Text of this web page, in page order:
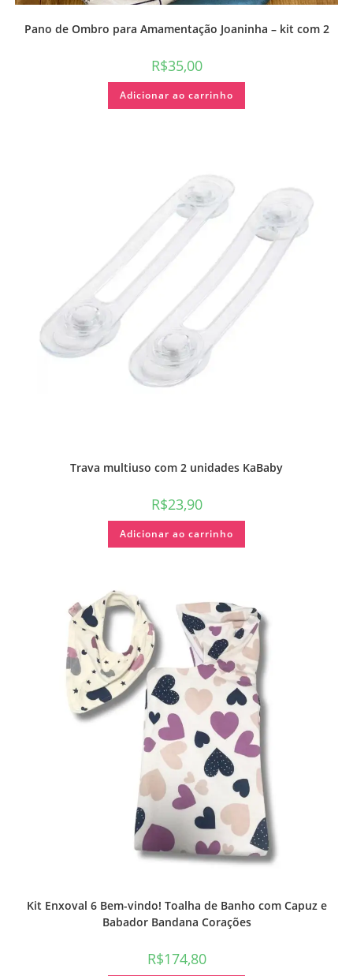
Pano de Ombro para Amamentação Joaninha – kit com 2
R$35,00
Adicionar ao carrinho
Trava multiuso com 2 unidades KaBaby
R$23,90
Adicionar ao carrinho
Kit Enxoval 6 Bem-vindo! Toalha de Banho com Capuz e
Babador Bandana Corações
R$174,80